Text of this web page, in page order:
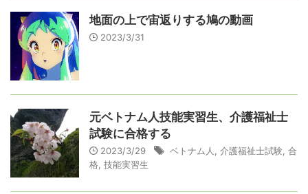
地面の上で宙返りする鳩の動画
2023/3/31
元ベトナム人技能実習生、介護福祉士
試験に合格する
2023/3/29 ベトナム人 介護福祉士試験 合
格 技能実習生